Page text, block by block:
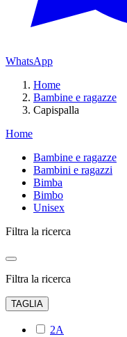
WhatsApp
Home
Bambine e ragazze
Capispalla
Home
Bambine e ragazze
Bambini e ragazzi
Bimba
Bimbo
Unisex
Filtra la ricerca
Filtra la ricerca
TAGLIA
2A